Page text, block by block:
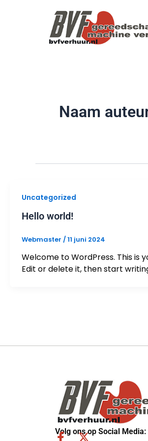
Naam
Uncategorized
Hello world!
Webmaster /11 juni 2024
Welcome to WordPress. This is
Edit or delete it, then start
Volg ons op Social Media:
F X